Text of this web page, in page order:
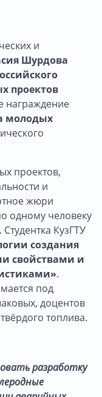
и
Шурдова
проектов
награждение
молодых
проектов,
и
жюри
одному человеку
КузГТУ
создания
свойствами и
.
под
доцентов
топлива.
разработку